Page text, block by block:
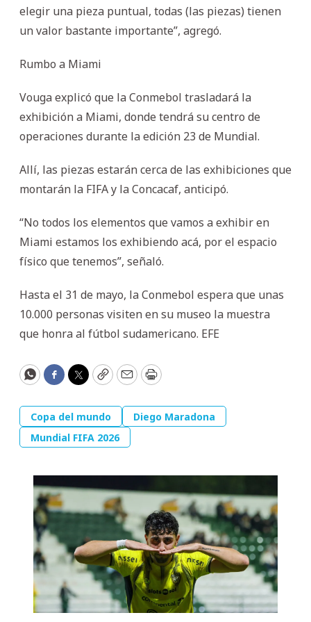
elegir una pieza puntual, todas (las piezas) tienen
un valor bastante importante”, agregó.
Rumbo a Miami
Vouga explicó que la Conmebol trasladará la
exhibición a Miami, donde tendrá su centro de
operaciones durante la edición 23 de Mundial.
Allí, las piezas estarán cerca de las exhibiciones que
montarán la FIFA y la Concacaf, anticipó.
“No todos los elementos que vamos a exhibir en
Miami estamos los exhibiendo acá, por el espacio
físico que tenemos”, señaló.
Hasta el 31 de mayo, la Conmebol espera que unas
10.000 personas visiten en su museo la muestra
que honra al fútbol sudamericano. EFE
WhatsApp
Facebook
Twitter
CopyEmailPrint
Copa del mundo
Diego Maradona
Mundial FIFA 2026